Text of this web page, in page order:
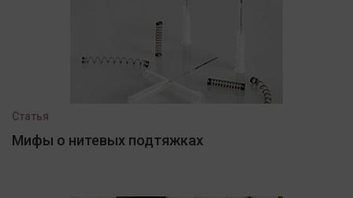
Статья
Мифы о нитевых подтяжках